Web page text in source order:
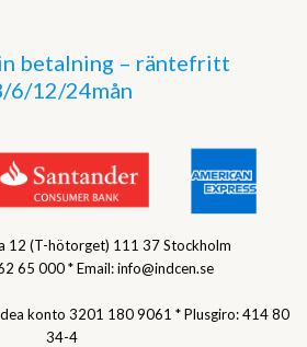
betalning – räntefritt
6/12/24mån
12 (T-hötorget) 111 37 Stockholm
65 000 * Email: info@indcen.se
konto 3201 180 9061 * Plusgiro: 414 80
34-4